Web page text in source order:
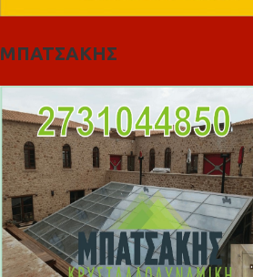
ΜΠΑΤΣΑΚΗΣ